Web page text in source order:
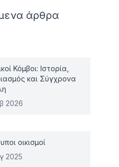
άρθρα
Κόμβοι: Ιστορία,
και Σύγχρονα
2026
οικισμοί
2025